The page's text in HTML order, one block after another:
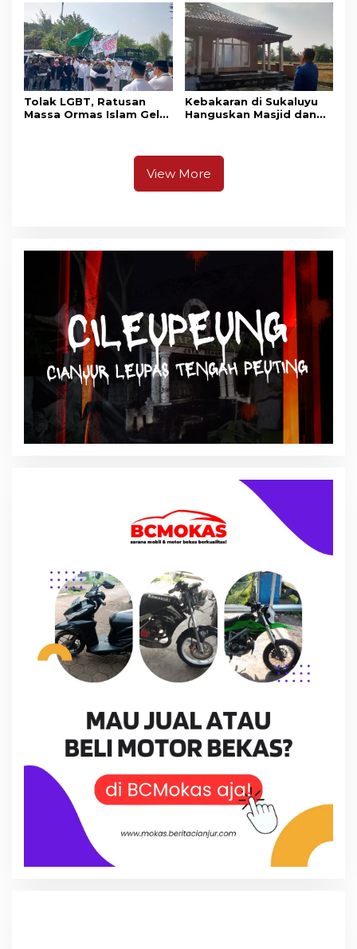
Masih Bersiaga
Tolak LGBT, Ratusan
Massa Ormas Islam Gelar
Kebakaran di Sukaluyu
Hanguskan Masjid dan
View More